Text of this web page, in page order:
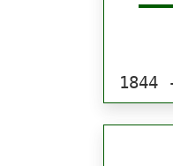
1844